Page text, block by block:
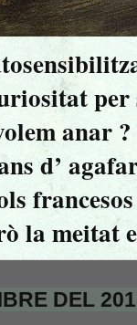
per
anar
d’
la meitat
DEL